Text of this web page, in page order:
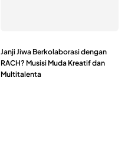
Janji Jiwa Berkolaborasi dengan
RACH? Musisi Muda Kreatif dan
Multitalenta